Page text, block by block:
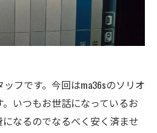
フです。今回はma36sのソリオ
いつもお世話になっているお
なるのでなるべく安く済ませ